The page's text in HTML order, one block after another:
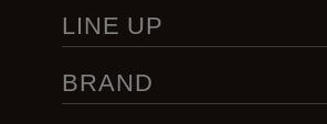
LINE UP
BRAND